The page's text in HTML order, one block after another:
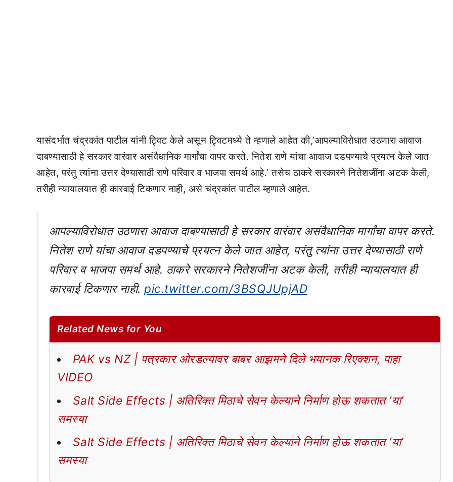
यासंदर्भात चंद्रकांत पाटील यांनी ट्विट केले असून ट्विटमध्ये ते म्हणाले आहेत की,’आपल्याविरोधात उठणारा आवाज
दाबण्यासाठी हे सरकार वारंवार असंवैधानिक मार्गांचा वापर करते. नितेश राणे यांचा आवाज दडपण्याचे प्रयत्न केले जात
आहेत, परंतु त्यांना उत्तर देण्यासाठी राणे परिवार व भाजपा समर्थ आहे.’ तसेच ठाकरे सरकारने नितेशजींना अटक केली,
तरीही न्यायालयात ही कारवाई टिकणार नाही, असे चंद्रकांत पाटील म्हणाले आहेत.
आपल्याविरोधात उठणारा आवाज दाबण्यासाठी हे सरकार वारंवार असंवैधानिक मार्गांचा वापर करते.
नितेश राणे यांचा आवाज दडपण्याचे प्रयत्न केले जात आहेत, परंतु त्यांना उत्तर देण्यासाठी राणे
परिवार व भाजपा समर्थ आहे. ठाकरे सरकारने नितेशजींना अटक केली, तरीही न्यायालयात ही
कारवाई टिकणार नाही. pic.twitter.com/3BSQJUpjAD
Related News for You
PAK vs NZ | पत्रकार ओरडल्यावर बाबर आझमने दिले भयानक रिएक्शन, पाहा
VIDEO
Salt Side Effects | अतिरिक्त मिठाचे सेवन केल्याने निर्माण होऊ शकतात ‘या’
समस्या
Salt Side Effects | अतिरिक्त मिठाचे सेवन केल्याने निर्माण होऊ शकतात ‘या’
समस्या